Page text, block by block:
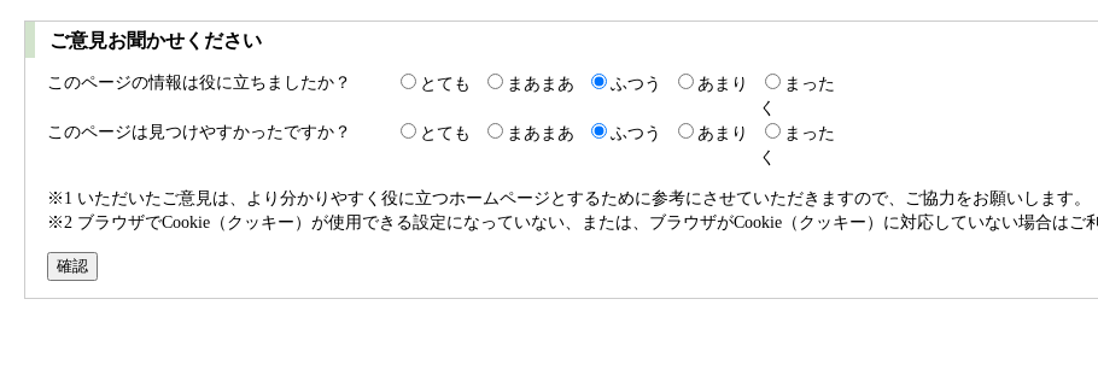
ご意見お聞かせください
このページの情報は役に立ちましたか？ とても まあまあ ふつう あまり
まった
く
このページは見つけやすかったですか？
とても まあまあ ふつう あまり
まった
く
※1 いただいたご意見は、より分かりやすく役に立つホームページとするために参考にさせていただきますので、ご協力をお願いします。
※2 ブラウザでCookie（クッキー）が使用できる設定になっていない、または、ブラウザがCookie（クッキー）に対応していない場合はご